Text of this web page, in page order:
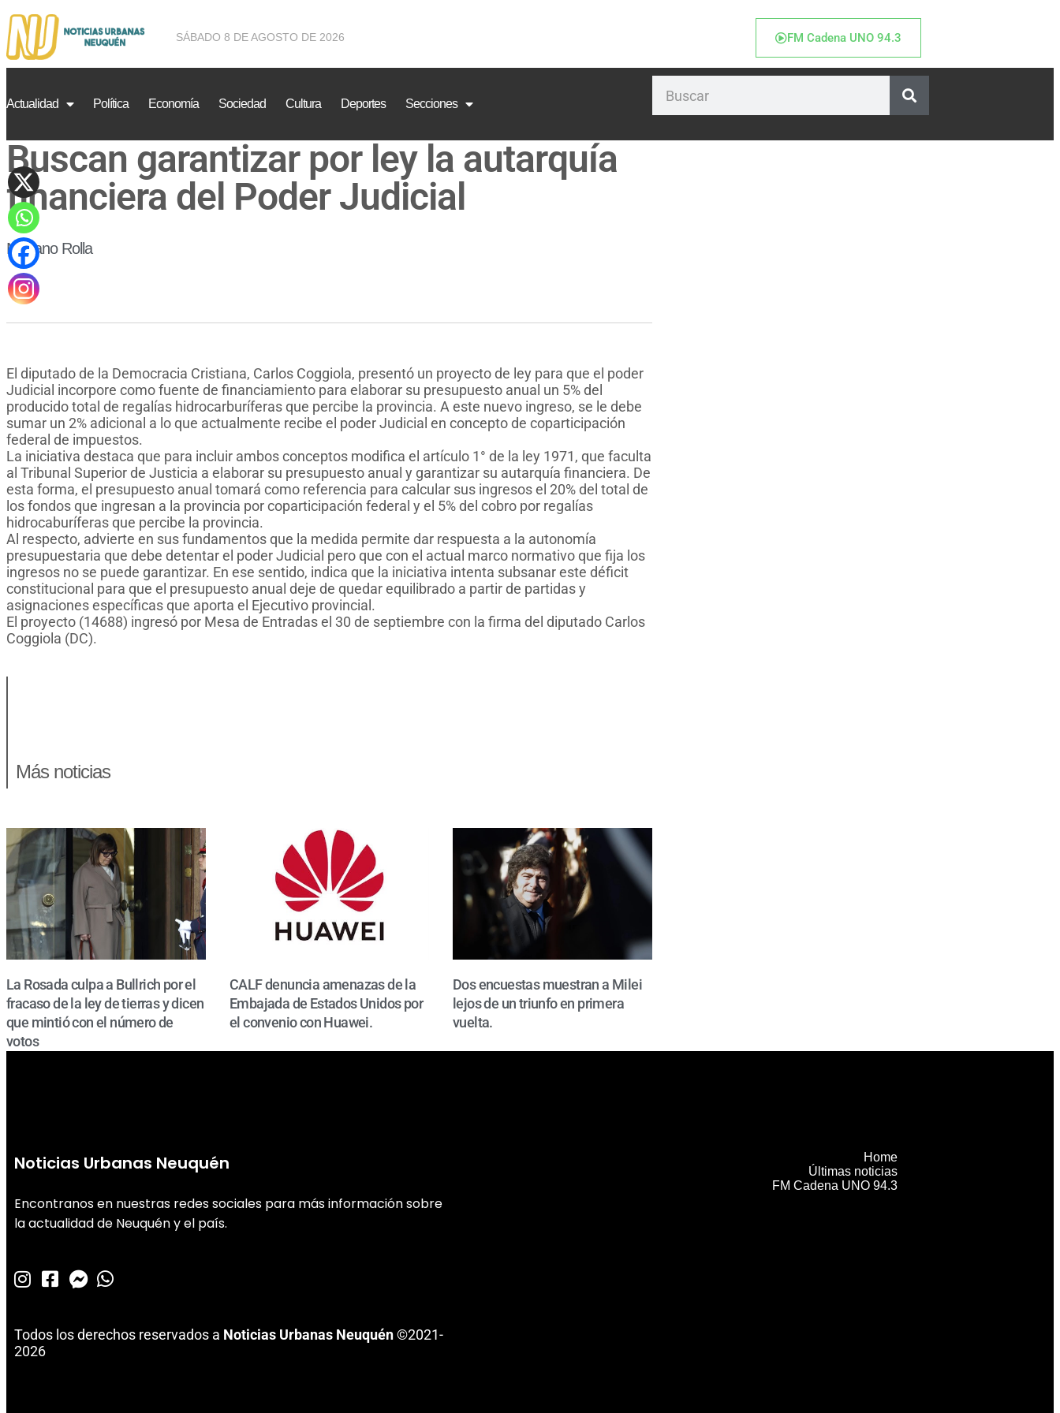
SÁBADO 8 DE AGOSTO DE 2026 FM Cadena UNO 94.3
Actualidad Política Economía Sociedad Cultura Deportes Secciones
Buscan garantizar por ley la autarquía
financiera del Poder Judicial
Mariano Rolla
El diputado de la Democracia Cristiana, Carlos Coggiola, presentó un proyecto de ley para que el poder
Judicial incorpore como fuente de financiamiento para elaborar su presupuesto anual un 5% del
producido total de regalías hidrocarburíferas que percibe la provincia. A este nuevo ingreso, se le debe
sumar un 2% adicional a lo que actualmente recibe el poder Judicial en concepto de coparticipación
federal de impuestos.
La iniciativa destaca que para incluir ambos conceptos modifica el artículo 1° de la ley 1971, que faculta
al Tribunal Superior de Justicia a elaborar su presupuesto anual y garantizar su autarquía financiera. De
esta forma, el presupuesto anual tomará como referencia para calcular sus ingresos el 20% del total de
los fondos que ingresan a la provincia por coparticipación federal y el 5% del cobro por regalías
hidrocaburíferas que percibe la provincia.
Al respecto, advierte en sus fundamentos que la medida permite dar respuesta a la autonomía
presupuestaria que debe detentar el poder Judicial pero que con el actual marco normativo que fija los
ingresos no se puede garantizar. En ese sentido, indica que la iniciativa intenta subsanar este déficit
constitucional para que el presupuesto anual deje de quedar equilibrado a partir de partidas y
asignaciones específicas que aporta el Ejecutivo provincial.
El proyecto (14688) ingresó por Mesa de Entradas el 30 de septiembre con la firma del diputado Carlos
Coggiola (DC).
Más noticias
La Rosada culpa a Bullrich por el
fracaso de la ley de tierras y dicen
que mintió con el número de
votos
CALF denuncia amenazas de la
Embajada de Estados Unidos por
el convenio con Huawei.
Dos encuestas muestran a Milei
lejos de un triunfo en primera
vuelta.
Noticias Urbanas Neuquén
Encontranos en nuestras redes sociales para más información sobre
la actualidad de Neuquén y el país.
Todos los derechos reservados a Noticias Urbanas Neuquén©2021-
2026
Home
Últimas noticias
FM Cadena UNO 94.3